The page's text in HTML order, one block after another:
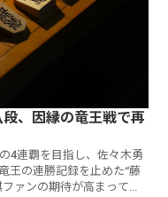
、因縁の竜王戦で再
4連覇を目指し、佐々木勇
王の連勝記録を止めた“藤
ァンの期待が高まってい